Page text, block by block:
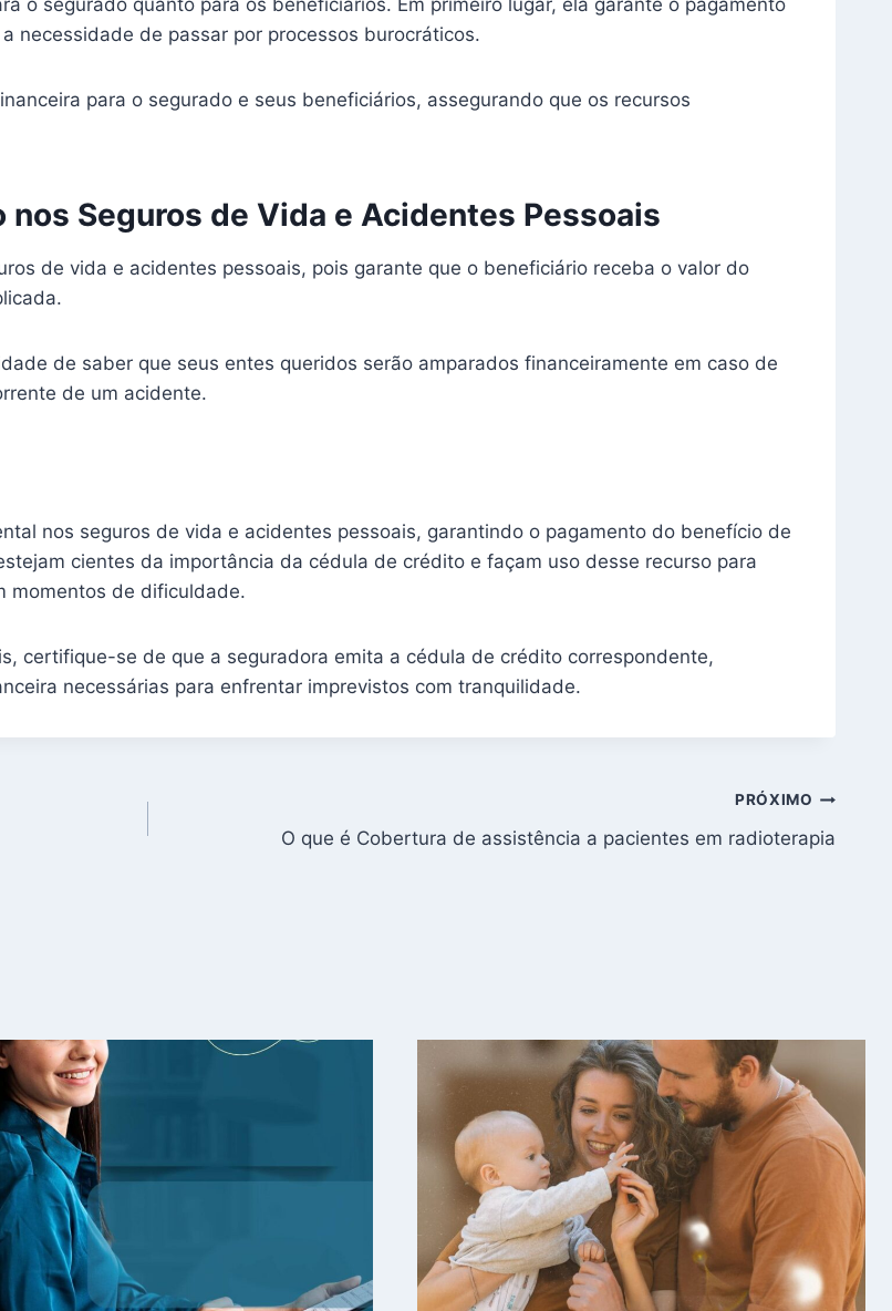
necessidade de passar por processos burocráticos.
para o segurado e seus beneficiários, assegurando que os recursos
Seguros de Vida e Acidentes Pessoais
de vida e acidentes pessoais, pois garante que o beneficiário receba o valor do
de saber que seus entes queridos serão amparados financeiramente em caso de
de um acidente.
nos seguros de vida e acidentes pessoais, garantindo o pagamento do benefício de
cientes da importância da cédula de crédito e façam uso desse recurso para
momentos de dificuldade.
certifique-se de que a seguradora emita a cédula de crédito correspondente,
necessárias para enfrentar imprevistos com tranquilidade.
PRÓXIMO
O que é Cobertura de assistência a pacientes em radioterapia